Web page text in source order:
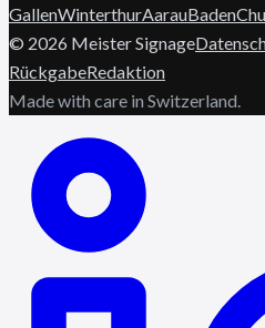
GallenWinterthurAarauBaden
© 2026 Meister Signage
RückgabeRedaktion
Made with care in Switzerland.